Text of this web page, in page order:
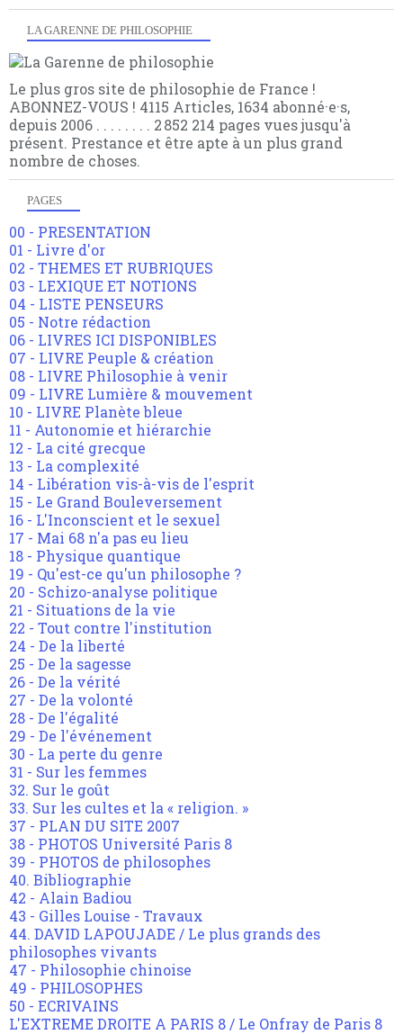
LA GARENNE DE PHILOSOPHIE
Le plus gros site de philosophie de France !
ABONNEZ-VOUS ! 4115 Articles, 1634 abonné·e·s,
depuis 2006 . . . . . . . . 2 852 214 pages vues jusqu'à
présent. Prestance et être apte à un plus grand
nombre de choses.
PAGES
00 - PRESENTATION
01 - Livre d'or
02 - THEMES ET RUBRIQUES
03 - LEXIQUE ET NOTIONS
04 - LISTE PENSEURS
05 - Notre rédaction
06 - LIVRES ICI DISPONIBLES
07 - LIVRE Peuple & création
08 - LIVRE Philosophie à venir
09 - LIVRE Lumière & mouvement
10 - LIVRE Planète bleue
11 - Autonomie et hiérarchie
12 - La cité grecque
13 - La complexité
14 - Libération vis-à-vis de l'esprit
15 - Le Grand Bouleversement
16 - L'Inconscient et le sexuel
17 - Mai 68 n'a pas eu lieu
18 - Physique quantique
19 - Qu'est-ce qu'un philosophe ?
20 - Schizo-analyse politique
21 - Situations de la vie
22 - Tout contre l'institution
24 - De la liberté
25 - De la sagesse
26 - De la vérité
27 - De la volonté
28 - De l'égalité
29 - De l'événement
30 - La perte du genre
31 - Sur les femmes
32. Sur le goût
33. Sur les cultes et la « religion. »
37 - PLAN DU SITE 2007
38 - PHOTOS Université Paris 8
39 - PHOTOS de philosophes
40. Bibliographie
42 - Alain Badiou
43 - Gilles Louise - Travaux
44. DAVID LAPOUJADE / Le plus grands des
philosophes vivants
47 - Philosophie chinoise
49 - PHILOSOPHES
50 - ECRIVAINS
L'EXTREME DROITE A PARIS 8 / Le Onfray de Paris 8